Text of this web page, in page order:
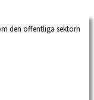
den offentliga sektorn